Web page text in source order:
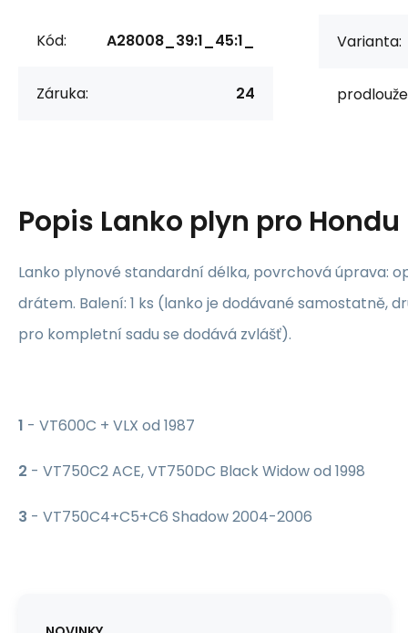
Kód: A28008_39:1_45:1_
Záruka: 24
Varianta:
Popis Lanko plyn pro Hondu
Lanko plynové standardní délka, povrchová úprava:
drátem. Balení: 1 ks (lanko je dodávané samostatně,
pro kompletní sadu se dodává zvlášť).
1 - VT600C + VLX od 1987
2 - VT750C2 ACE, VT750DC Black Widow od 1998
3 - VT750C4+C5+C6 Shadow 2004-2006